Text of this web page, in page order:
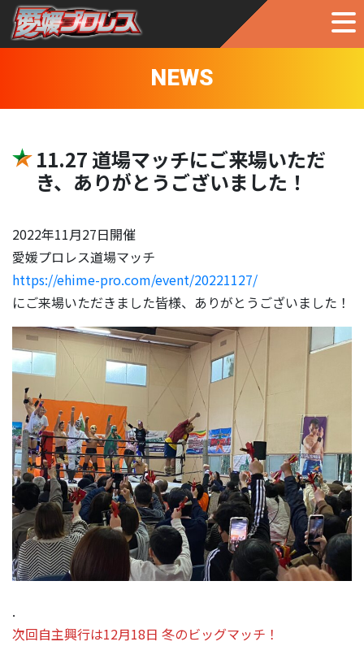
NEWS
11.27 道場マッチにご来場いただ
き、ありがとうございました！
2022年11月27日開催
愛媛プロレス道場マッチ
https://ehime-pro.com/event/20221127/
にご来場いただきました皆様、ありがとうございました！
.
次回自主興行は12月18日 冬のビッグマッチ！